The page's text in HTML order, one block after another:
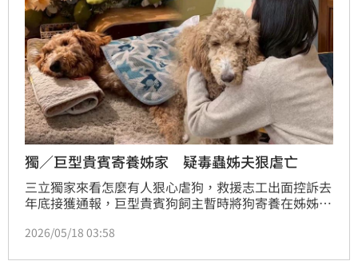
獨／巨型貴賓寄養姊家 疑毒蟲姊夫狠虐亡
三立獨家來看怎麼有人狠心虐狗，救援志工出面控訴去
年底接獲通報，巨型貴賓狗飼主暫時將狗寄養在姊姊
待，狗狗滿身傷。志工接手搶救137天後狗狗仍宣告不
2026/05/18 03:58